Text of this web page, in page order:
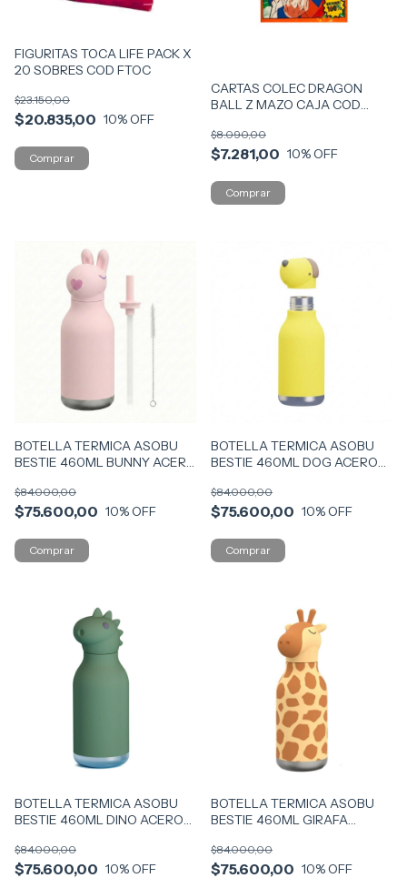
FIGURITAS TOCA LIFE PACK X
20 SOBRES COD FTOC
$20.835,00
$23.150,00
10% OFF
CARTAS COLEC DRAGON
BALL Z MAZO CAJA COD
$7.281,00
$8.090,00
10% OFF
BOTELLA TERMICA ASOBU
BESTIE 460ML BUNNY ACERO
$75.600,00
$84.000,00
10% OFF
BOTELLA TERMICA ASOBU
BESTIE 460ML DOG ACERO
$75.600,00
$84.000,00
10% OFF
BOTELLA TERMICA ASOBU
BESTIE 460ML DINO ACERO
$75.600,00
$84.000,00
10% OFF
BOTELLA TERMICA ASOBU
BESTIE 460ML GIRAFA
$75.600,00
$84.000,00
10% OFF